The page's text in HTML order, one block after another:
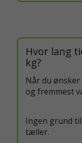
Hvor lang
kg?
Når du
og fremmest
Ingen grund
tæller.